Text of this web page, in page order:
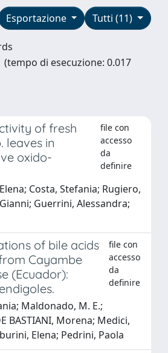
Tutti (11)
Esportazione
(tempo di esecuzione: 0.017
of fresh
leaves in
oxido-
file con
accesso
da
definire
Costa, Stefania; Rugiero,
Guerrini, Alessandra;
of bile acids
Cayambe
(Ecuador):
file con
accesso
da
definire
Maldonado, M. E.;
BASTIANI, Morena; Medici,
Elena; Pedrini, Paola